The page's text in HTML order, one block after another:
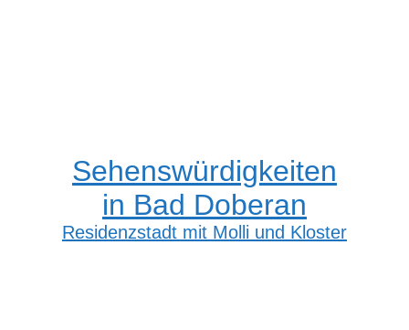
Sehenswürdigkeiten
in Bad Doberan
Residenzstadt mit Molli und Kloster